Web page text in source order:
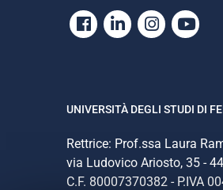
Facebook
LinkedinInstagram
UNIVERSITÀ DEGLI STUDI DI
Rettrice: Prof.ssa Laura
via Ludovico Ariosto, 35 -
C.F. 80007370382 - P.IVA